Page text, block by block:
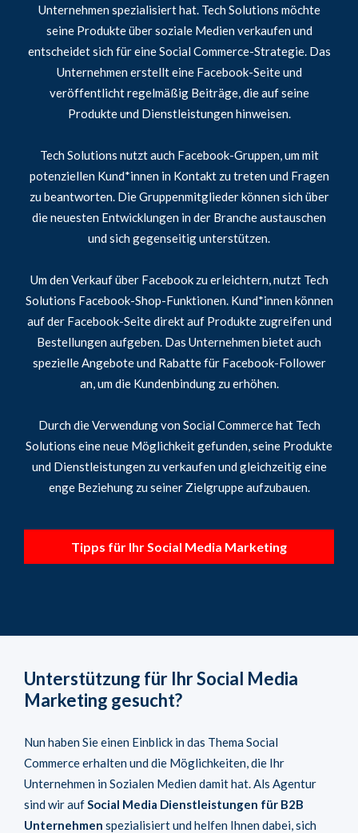
Unternehmen spezialisiert hat. Tech Solutions möchte
seine Produkte über soziale Medien verkaufen und
entscheidet sich für eine Social Commerce-Strategie. Das
Unternehmen erstellt eine Facebook-Seite und
veröffentlicht regelmäßig Beiträge, die auf seine
Produkte und Dienstleistungen hinweisen.
Tech Solutions nutzt auch Facebook-Gruppen, um mit
potenziellen Kund*innen in Kontakt zu treten und Fragen
zu beantworten. Die Gruppenmitglieder können sich über
die neuesten Entwicklungen in der Branche austauschen
und sich gegenseitig unterstützen.
Um den Verkauf über Facebook zu erleichtern, nutzt Tech
Solutions Facebook-Shop-Funktionen. Kund*innen können
auf der Facebook-Seite direkt auf Produkte zugreifen und
Bestellungen aufgeben. Das Unternehmen bietet auch
spezielle Angebote und Rabatte für Facebook-Follower
an, um die Kundenbindung zu erhöhen.
Durch die Verwendung von Social Commerce hat Tech
Solutions eine neue Möglichkeit gefunden, seine Produkte
und Dienstleistungen zu verkaufen und gleichzeitig eine
enge Beziehung zu seiner Zielgruppe aufzubauen.
Tipps für Ihr Social Media Marketing
Unterstützung für Ihr Social Media
Marketing gesucht?
Nun haben Sie einen Einblick in das Thema Social
Commerce erhalten und die Möglichkeiten, die Ihr
Unternehmen in Sozialen Medien damit hat. Als Agentur
sind wir aufSocial Media Dienstleistungen für B2B
Unternehmen spezialisiert und helfen Ihnen dabei, sich